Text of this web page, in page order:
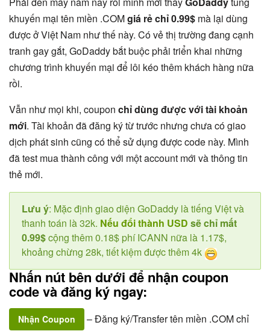
khuyến mại tên miền .COMgiá rẻ chỉ 0.99$mà lại dùng
được ở Việt Nam như thế này. Có vẻ thị trường đang cạnh
tranh gay gắt, GoDaddy bắt buộc phải triển khai những
chương trình khuyến mại để lôi kéo thêm khách hàng nữa
rồi.
Vẫn như mọi khi, coupon chỉ dùng được với tài khoản
mới. Tài khoản đã đăng ký từ trước nhưng chưa có giao
dịch phát sinh cũng có thể sử dụng được code này. Mình
đã test mua thành công với một account mới và thông tin
thẻ mới.
Lưu ý: Mặc định giao diện GoDaddy là tiếng Việt và
thanh toán là 32k. Nếu đổi thành USD sẽ chỉ mất
0.99$cộng thêm 0.18$ phí ICANN nữa là 1.17$,
khoảng chừng 28k, tiết kiệm được thêm 4k
Nhấn nút bên dưới để nhận coupon
code và đăng ký ngay:
Nhận Coupon
– Đăng ký/Transfer tên miền .COM chỉ